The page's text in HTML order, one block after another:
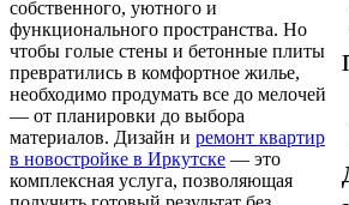
собственного, уютного и
функционального пространства. Но
чтобы голые стены и бетонные плиты
превратились в комфортное жилье,
необходимо продумать все до мелочей
— от планировки до выбора
материалов. Дизайн и ремонт квартир
в новостройке в Иркутске — это
комплексная услуга, позволяющая